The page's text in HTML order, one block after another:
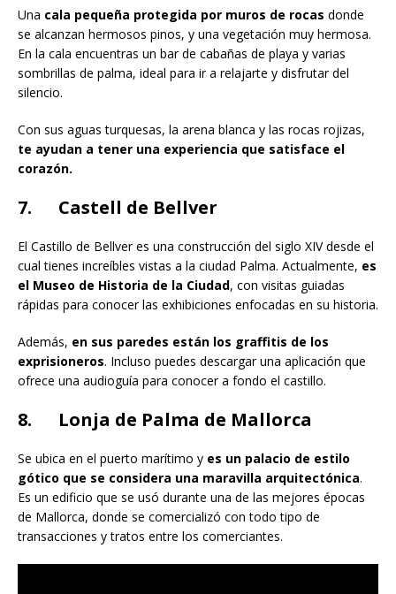
Una cala pequeña protegida por muros de rocas donde
se alcanzan hermosos pinos, y una vegetación muy hermosa.
En la cala encuentras un bar de cabañas de playa y varias
sombrillas de palma, ideal para ir a relajarte y disfrutar del
silencio.
Con sus aguas turquesas, la arena blanca y las rocas rojizas,
te ayudan a tener una experiencia que satisface el
corazón.
7. Castell de Bellver
El Castillo de Bellver es una construcción del siglo XIV desde el
cual tienes increíbles vistas a la ciudad Palma. Actualmente, es
el Museo de Historia de la Ciudad, con visitas guiadas
rápidas para conocer las exhibiciones enfocadas en su historia.
Además, en sus paredes están los graffitis de los
exprisioneros. Incluso puedes descargar una aplicación que
ofrece una audioguía para conocer a fondo el castillo.
8. Lonja de Palma de Mallorca
Se ubica en el puerto marítimo y es un palacio de estilo
gótico que se considera una maravilla arquitectónica.
Es un edificio que se usó durante una de las mejores épocas
de Mallorca, donde se comercializó con todo tipo de
transacciones y tratos entre los comerciantes.